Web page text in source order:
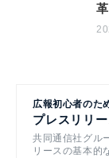
広報初心者のた
プレスリリ
共同通信社グル
リースの基本的